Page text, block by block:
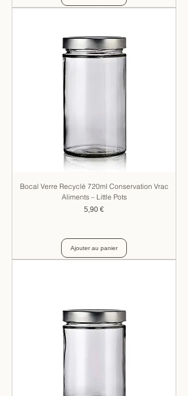
Bocal Verre Recyclé 720ml Conservation Vrac
Aliments – Little Pots
Prix
5,90 €
Ajouter au panier